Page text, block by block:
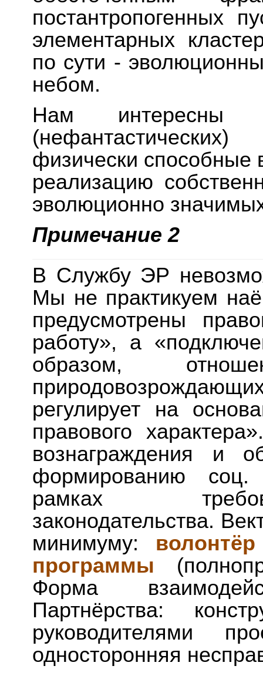
постантропогенных
элементарных
по сути -
небом.
Нам интересны
физически способные
реализацию
эволюционно
Примечание 2
В Службу ЭР
Мы не практикуем
предусмотрены
работу», а
образом,
регулирует на
правового
вознаграждения и
формированию соц.
рамках
законодательства.
минимуму: волонтёр
программы
Форма
Партнёрства:
руководителями
односторонняя